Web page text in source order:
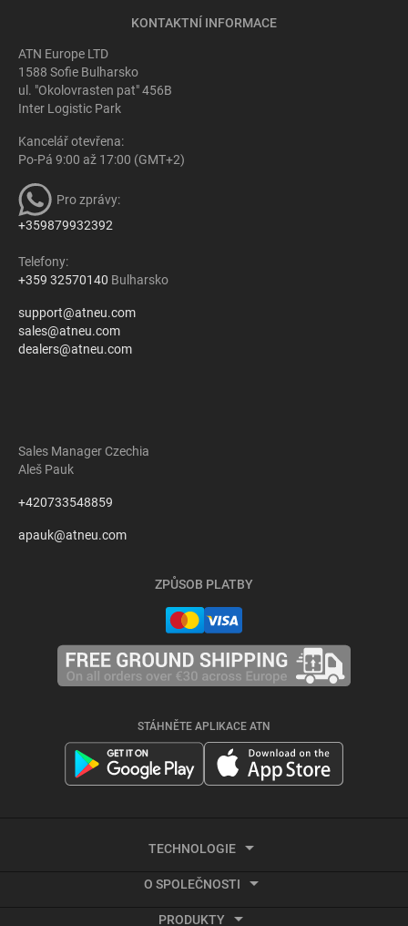
KONTAKTNÍ INFORMACE
ATN Europe LTD
1588 Sofie Bulharsko
ul. "Okolovrasten pat" 456B
Inter Logistic Park
Kancelář otevřena:
Po-Pá 9:00 až 17:00 (GMT+2)
Pro zprávy:
+359879932392
Telefony:
+359 32570140 Bulharsko
support@atneu.com
sales@atneu.com
dealers@atneu.com
Sales Manager Czechia
Aleš Pauk
+420733548859
apauk@atneu.com
ZPŮSOB PLATBY
STÁHNĚTE APLIKACE ATN
TECHNOLOGIE
Termální zobrazováníO SPOLEČNOSTI
PRODUKTY